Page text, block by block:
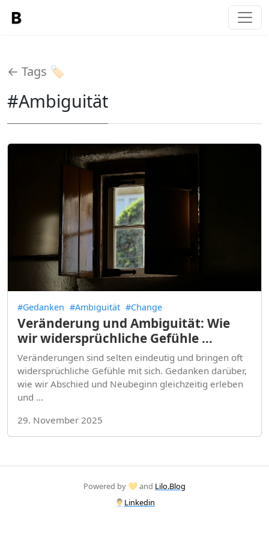
← Tags 🏷️
#Ambiguität
#Gedanken #Ambiguität #Change
Veränderung und Ambiguität: Wie
wir widersprüchliche Gefühle …
Veränderungen sind selten eindeutig und bringen oft
widersprüchliche Gefühle mit sich. Gedanken darüber,
wie wir Abschied und Neubeginn gleichzeitig erleben
und …
29. November 2025
Powered by 💛 and Lilo.Blog
👨‍💼 Linkedin